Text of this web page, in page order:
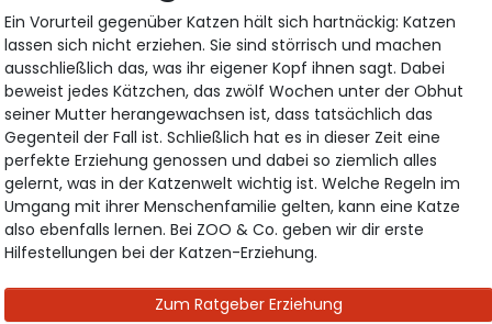
Ein Vorurteil gegenüber Katzen hält sich hartnäckig: Katzen
lassen sich nicht erziehen. Sie sind störrisch und machen
ausschließlich das, was ihr eigener Kopf ihnen sagt. Dabei
beweist jedes Kätzchen, das zwölf Wochen unter der Obhut
seiner Mutter herangewachsen ist, dass tatsächlich das
Gegenteil der Fall ist. Schließlich hat es in dieser Zeit eine
perfekte Erziehung genossen und dabei so ziemlich alles
gelernt, was in der Katzenwelt wichtig ist. Welche Regeln im
Umgang mit ihrer Menschenfamilie gelten, kann eine Katze
also ebenfalls lernen. Bei ZOO & Co. geben wir dir erste
Hilfestellungen bei der Katzen-Erziehung.
Zum Ratgeber Erziehung